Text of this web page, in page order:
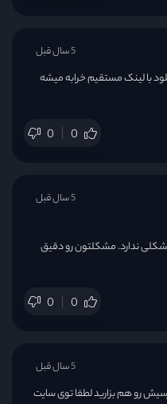
با لینک مستقیم خرابه میشه
0 0
5 سال قبل
ندارد. مشکلتون رو دقیق
0 0
5 سال قبل
رو هم بزارید لطفا توی سایت
5 سال قبل